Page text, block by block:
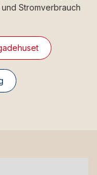
Stromverbrauch